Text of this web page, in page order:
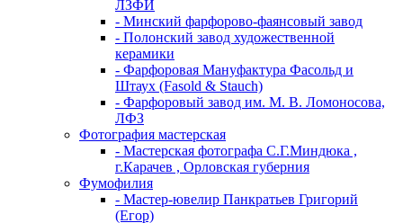
ЛЗФИ
- Минский фарфорово-фаянсовый завод
- Полонский завод художественной
керамики
- Фарфоровая Мануфактура Фасольд и
Штаух (Fasold & Stauch)
- Фарфоровый завод им. М. В. Ломоносова,
ЛФЗ
Фотография мастерская
- Мастерская фотографа С.Г.Миндюка ,
г.Карачев , Орловская губерния
Фумофилия
- Мастер-ювелир Панкратьев Григорий
(Егор)